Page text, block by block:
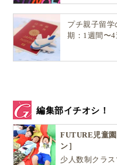
プチ親子留
期：1週間〜
編集部イチオシ！
FUTURE児童
ン］
少人数制クラ